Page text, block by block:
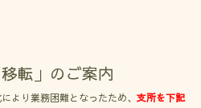
転」のご案内
より業務困難となったため、 支所を下記